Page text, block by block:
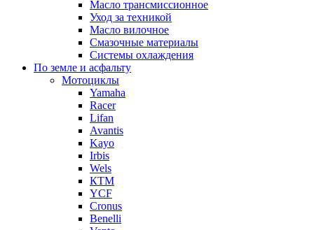
Масло трансмиссионное
Уход за техникой
Масло вилочное
Смазочные материалы
Системы охлаждения
По земле и асфальту
Мотоциклы
Yamaha
Racer
Lifan
Avantis
Kayo
Irbis
Wels
КТМ
YCF
Cronus
Benelli